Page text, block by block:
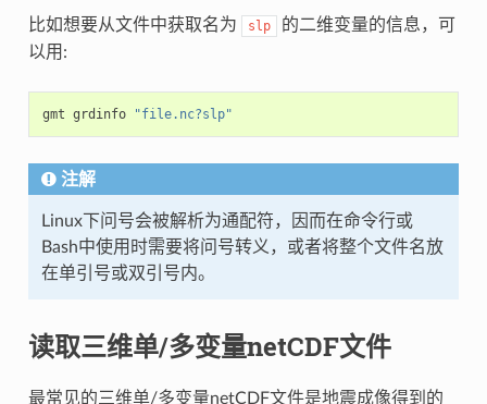
比如想要从文件中获取名为 slp
的二维变量的信息，可
以用:
gmt grdinfo "file.nc?slp"
注解
Linux下问号会被解析为通配符，因而在命令行或
Bash中使用时需要将问号转义，或者将整个文件名放
在单引号或双引号内。
读取三维单/多变量netCDF文件
最常见的三维单/多变量netCDF文件是地震成像得到的